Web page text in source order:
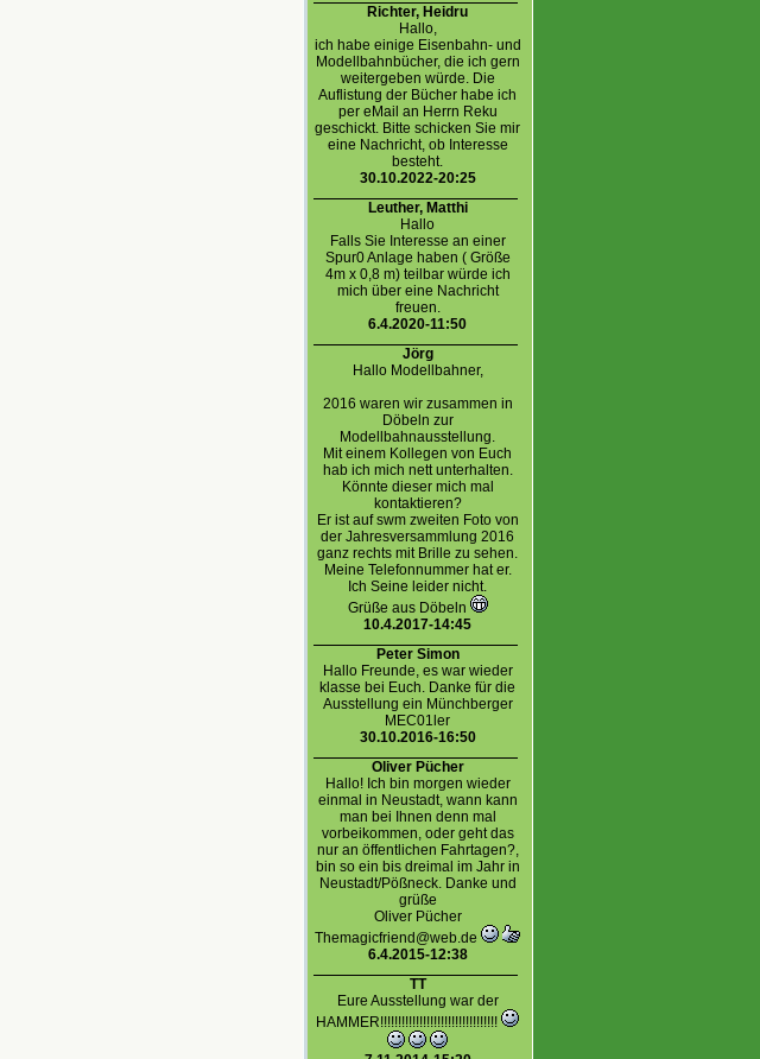
Richter, Heidru
Hallo,
ich habe einige Eisenbahn- und
Modellbahnbücher, die ich gern
weitergeben würde. Die
Auflistung der Bücher habe ich
per eMail an Herrn Reku
geschickt. Bitte schicken Sie mir
eine Nachricht, ob Interesse
besteht.
30.10.2022-20:25
Leuther, Matthi
Hallo
Falls Sie Interesse an einer
Spur0 Anlage haben ( Größe
4m x 0,8 m) teilbar würde ich
mich über eine Nachricht
freuen.
6.4.2020-11:50
Jörg
Hallo Modellbahner,
2016 waren wir zusammen in
Döbeln zur
Modellbahnausstellung.
Mit einem Kollegen von Euch
hab ich mich nett unterhalten.
Könnte dieser mich mal
kontaktieren?
Er ist auf swm zweiten Foto von
der Jahresversammlung 2016
ganz rechts mit Brille zu sehen.
Meine Telefonnummer hat er.
Ich Seine leider nicht.
Grüße aus Döbeln
10.4.2017-14:45
Peter Simon
Hallo Freunde, es war wieder
klasse bei Euch. Danke für die
Ausstellung ein Münchberger
MEC01ler
30.10.2016-16:50
Oliver Pücher
Hallo! Ich bin morgen wieder
einmal in Neustadt, wann kann
man bei Ihnen denn mal
vorbeikommen, oder geht das
nur an öffentlichen Fahrtagen?,
bin so ein bis dreimal im Jahr in
Neustadt/Pößneck. Danke und
grüße
Oliver Pücher
Themagicfriend@web.de
6.4.2015-12:38
TT
Eure Ausstellung war der
HAMMER!!!!!!!!!!!!!!!!!!!!!!!!!!!!!!!!!